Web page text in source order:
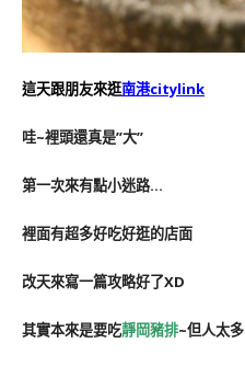
這天跟朋友來逛南港citylink
哇~裡頭還真是”大”
第一次來有點小迷路…
裡面有超多好吃好逛的店面
改天來寫一篇攻略好了XD
其實本來是要吃靜岡豬排~但人太多